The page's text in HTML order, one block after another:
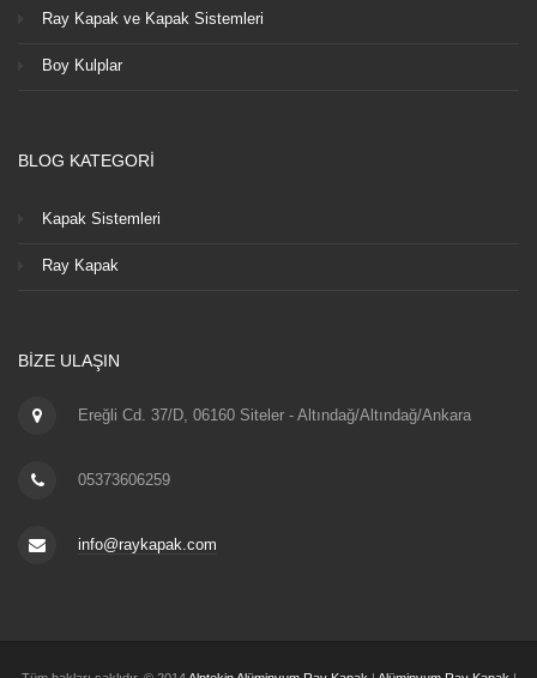
Ray Kapak ve Kapak Sistemleri
Boy Kulplar
BLOG KATEGORİ
Kapak Sistemleri
Ray Kapak
BIZE ULAŞIN
Ereğli Cd. 37/D, 06160 Siteler - Altındağ/Altındağ/Ankara
05373606259
info@raykapak.com